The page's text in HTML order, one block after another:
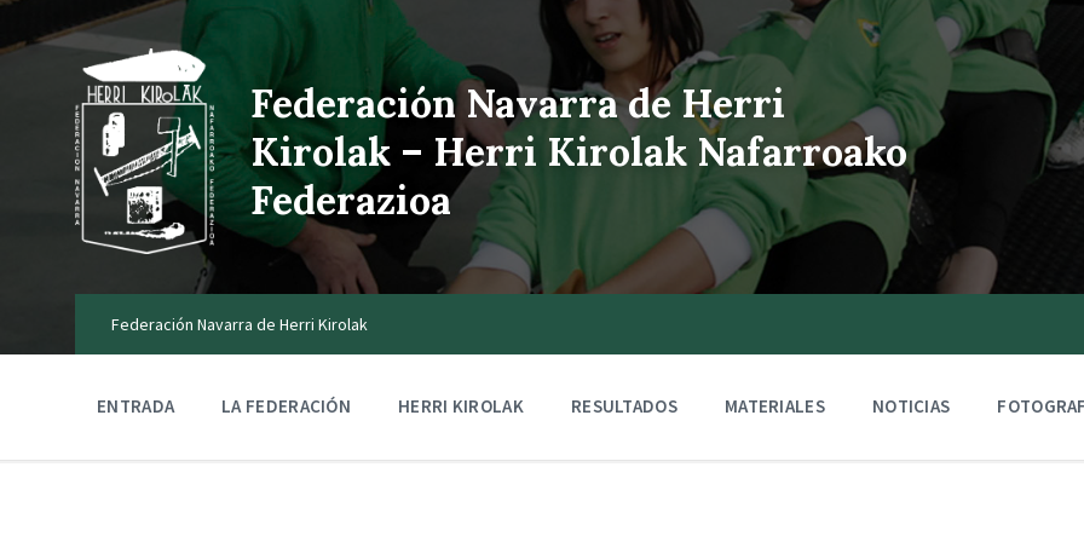
Federación Navarra de Herri
Kirolak – Herri Kirolak Nafarroako
Federazioa
Federación Navarra de Herri Kirolak
ENTRADA LA FEDERACIÓN HERRI KIROLAK RESULTADOS MATERIALES NOTICIAS